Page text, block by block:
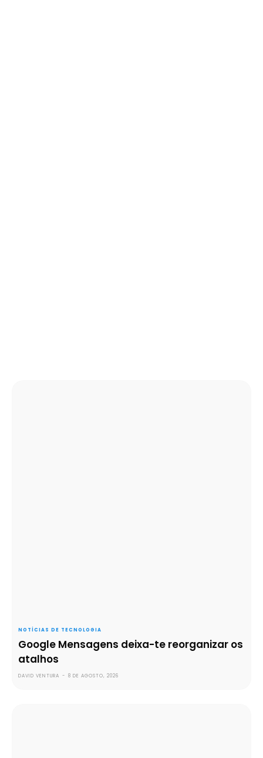
NOTÍCIAS DE TECNOLOGIA
Google Mensagens deixa-te reorganizar os
atalhos
DAVID VENTURA - 8 DE AGOSTO, 2026